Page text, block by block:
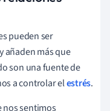
pueden ser
añaden más que
son una fuente de
a controlar elestrés.
nos sentimos